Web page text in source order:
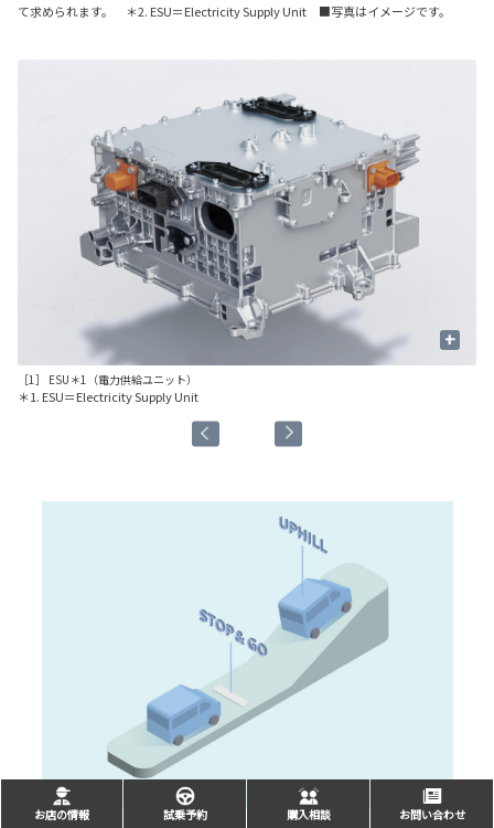
て求められます。 ＊2. ESU＝Electricity Supply Unit ■写真はイメージです。
+
［1］ ESU＊1（電力供給ユニット）
＊1. ESU＝Electricity Supply Unit
お店の情報 試乗予約 購入相談 お問い合わせ